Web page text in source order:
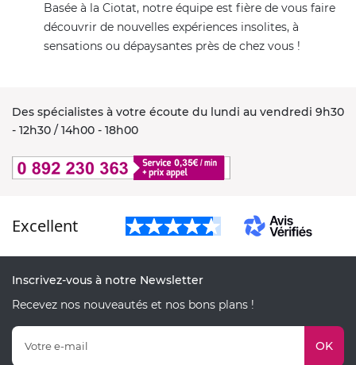
Basée à la Ciotat, notre équipe est fière de vous faire
découvrir de nouvelles expériences insolites, à
sensations ou dépaysantes près de chez vous !
Des spécialistes à votre écoute du lundi au vendredi 9h30
- 12h30 / 14h00 - 18h00
Excellent
Inscrivez-vous à notre Newsletter
Recevez nos nouveautés et nos bons plans !
OK